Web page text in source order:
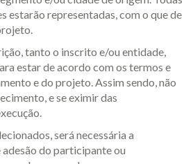
estarão representadas, com o que de
tanto o inscrito e/ou entidade,
estar de acordo com os termos e
e do projeto. Assim sendo, não
e se eximir das
será necessária a
do participante ou